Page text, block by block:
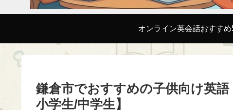
オンライン英会話おすすめ
鎌倉市でおすすめの子供向け英
小学生/中学生】